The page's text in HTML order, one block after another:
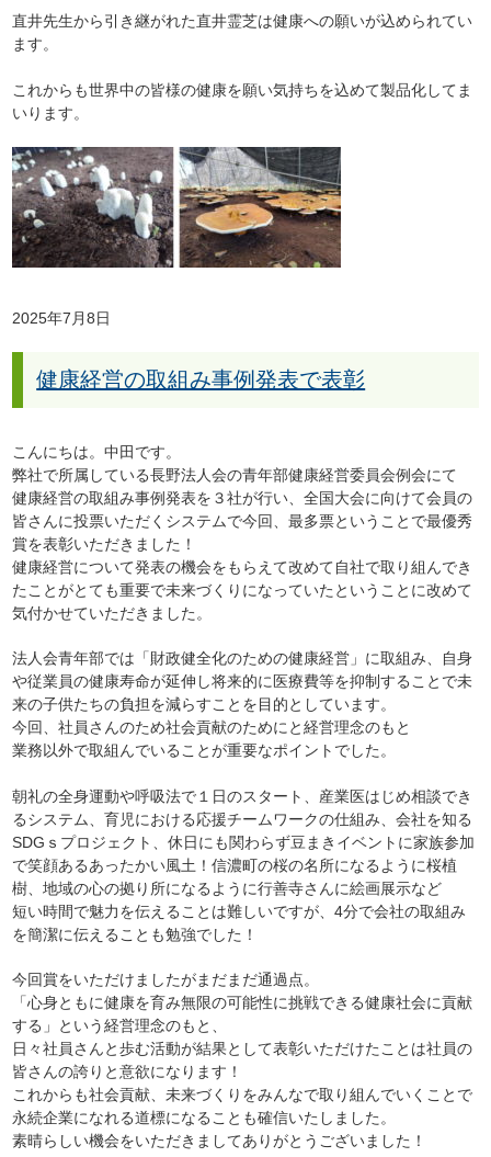
直井先生から引き継がれた直井霊芝は健康への願いが込められてい
ます。
これからも世界中の皆様の健康を願い気持ちを込めて製品化してま
いります。
2025年7月8日
健康経営の取組み事例発表で表彰
こんにちは。中田です。
弊社で所属している長野法人会の青年部健康経営委員会例会にて
健康経営の取組み事例発表を３社が行い、全国大会に向けて会員の
皆さんに投票いただくシステムで今回、最多票ということで最優秀
賞を表彰いただきました！
健康経営について発表の機会をもらえて改めて自社で取り組んでき
たことがとても重要で未来づくりになっていたということに改めて
気付かせていただきました。
法人会青年部では「財政健全化のための健康経営」に取組み、自身
や従業員の健康寿命が延伸し将来的に医療費等を抑制することで未
来の子供たちの負担を減らすことを目的としています。
今回、社員さんのため社会貢献のためにと経営理念のもと
業務以外で取組んでいることが重要なポイントでした。
朝礼の全身運動や呼吸法で１日のスタート、産業医はじめ相談でき
るシステム、育児における応援チームワークの仕組み、会社を知る
SDGｓプロジェクト、休日にも関わらず豆まきイベントに家族参加
で笑顔あるあったかい風土！信濃町の桜の名所になるように桜植
樹、地域の心の拠り所になるように行善寺さんに絵画展示など
短い時間で魅力を伝えることは難しいですが、4分で会社の取組み
を簡潔に伝えることも勉強でした！
今回賞をいただけましたがまだまだ通過点。
「心身ともに健康を育み無限の可能性に挑戦できる健康社会に貢献
する」という経営理念のもと、
日々社員さんと歩む活動が結果として表彰いただけたことは社員の
皆さんの誇りと意欲になります！
これからも社会貢献、未来づくりをみんなで取り組んでいくことで
永続企業になれる道標になることも確信いたしました。
素晴らしい機会をいただきましてありがとうございました！